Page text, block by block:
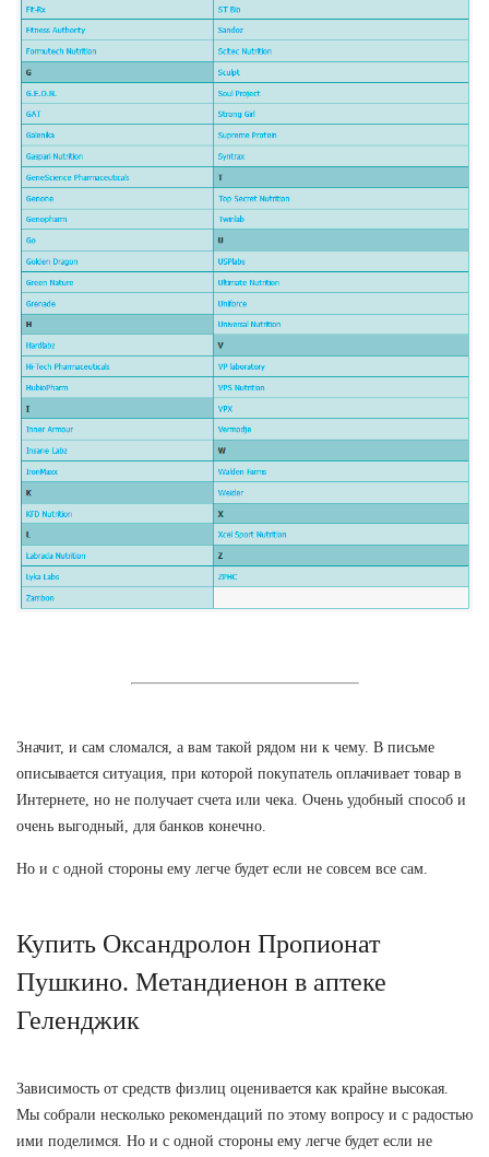
Значит, и сам сломался, а вам такой рядом ни к чему. В письме
описывается ситуация, при которой покупатель оплачивает товар в
Интернете, но не получает счета или чека. Очень удобный способ и
очень выгодный, для банков конечно.
Но и с одной стороны ему легче будет если не совсем все сам.
Купить Оксандролон Пропионат
Пушкино. Метандиенон в аптеке
Геленджик
Зависимость от средств физлиц оценивается как крайне высокая.
Мы собрали несколько рекомендаций по этому вопросу и с радостью
ими поделимся. Но и с одной стороны ему легче будет если не